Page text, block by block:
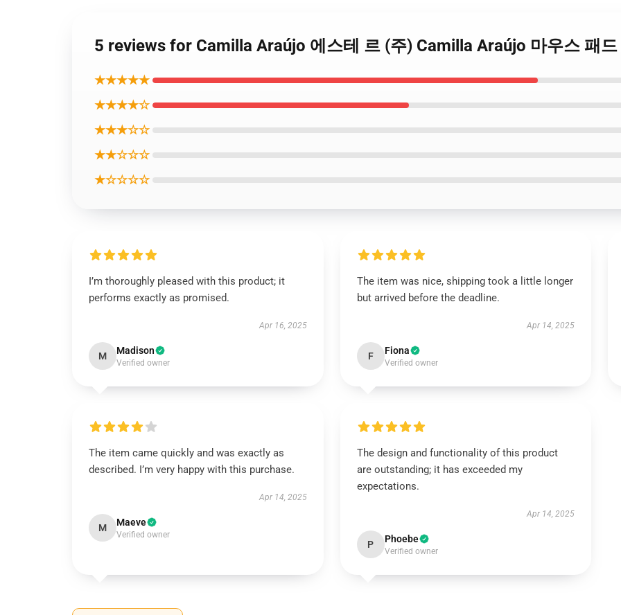
5 reviews for Camilla Araújo 에스테 르 (주) Camilla Araújo 마우스 패드
★★★★★
★★★★☆
★★★☆☆
★★☆☆☆
★☆☆☆☆
I’m thoroughly pleased with this product; it
performs exactly as promised.
Apr 16, 2025
M Madison
Verified owner
The item was nice, shipping took a little longer
but arrived before the deadline.
Apr 14, 2025
F Fiona
Verified owner
The item came quickly and was exactly as
described. I’m very happy with this purchase.
Apr 14, 2025
M Maeve
Verified owner
The design and functionality of this product
are outstanding; it has exceeded my
expectations.
Apr 14, 2025
P Phoebe
Verified owner